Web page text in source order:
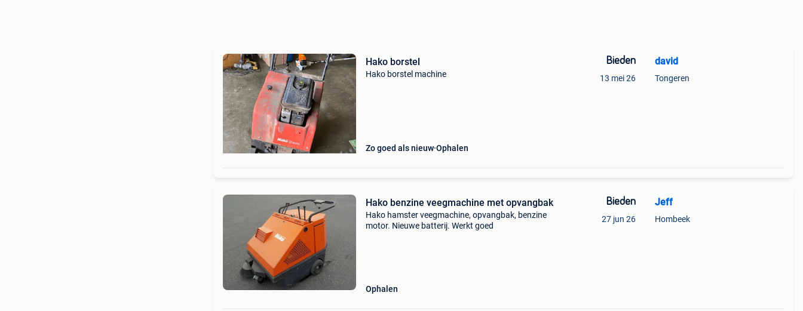
Hako borstel
Hako borstel machine
Zo goed als nieuw Ophalen
Bieden
13 mei 26
david
Tongeren
Hako benzine veegmachine met opvangbak
Hako hamster veegmachine, opvangbak, benzine
motor. Nieuwe batterij. Werkt goed
Ophalen
Bieden
27 jun 26
Jeff
Hombeek